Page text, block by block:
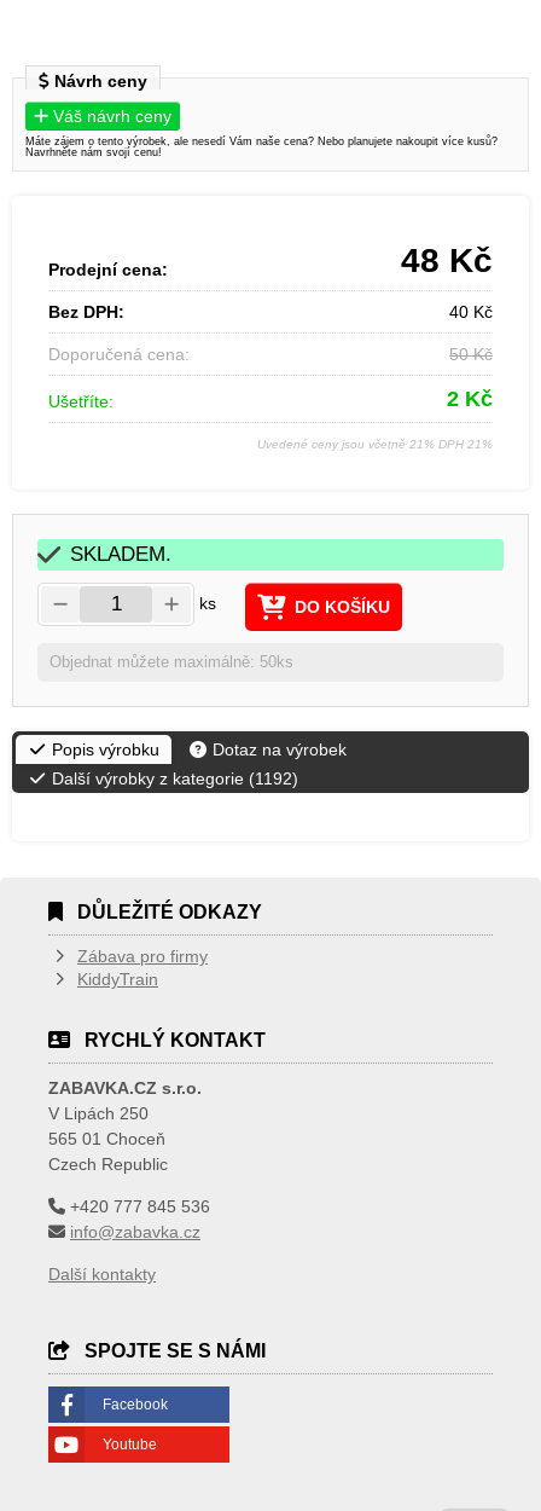
Návrh ceny
Váš návrh ceny
Máte zájem o tento výrobek, ale nesedí Vám naše cena? Nebo planujete nakoupit více kusů?
Navrhněte nám svojí cenu!
Prodejní cena: 48 Kč
Bez DPH: 40 Kč
Doporučená cena: 50Kč
Ušetříte: 2 Kč
Uvedené ceny jsou včetně 21% DPH 21%
SKLADEM.
ks DO KOŠÍKU
Objednat můžete maximálně: 50ks
Popis výrobku
Dotaz na výrobek
Další výrobky z kategorie (1192)
DŮLEŽITÉ ODKAZY
Zábava pro firmy
KiddyTrain
RYCHLÝ KONTAKT
ZABAVKA.CZ s.r.o.
V Lipách 250
565 01 Choceň
Czech Republic
+420 777 845 536
info@zabavka.cz
Další kontakty
SPOJTE SE S NÁMI
Facebook
Youtube